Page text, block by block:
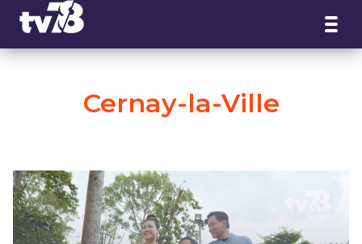
Cernay-la-Ville
Panneau de gestion des cookies